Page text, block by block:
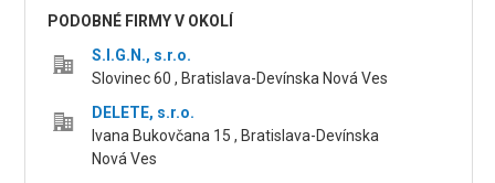
PODOBNÉ FIRMY V OKOLÍ
S.I.G.N., s.r.o.
Slovinec 60 , Bratislava-Devínska Nová Ves
DELETE, s.r.o.
Ivana Bukovčana 15 , Bratislava-Devínska
Nová Ves